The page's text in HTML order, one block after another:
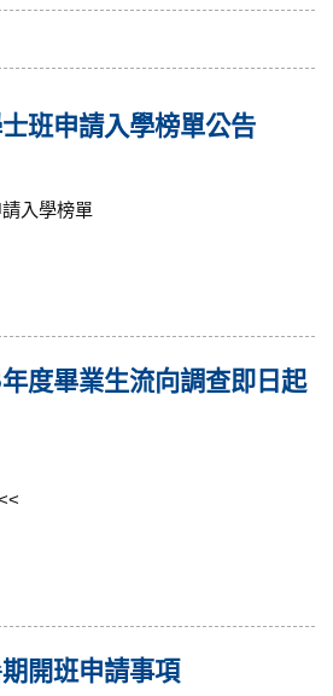
班申請入學榜單公告
入學榜單
年度畢業生流向調查即日起
開班申請事項